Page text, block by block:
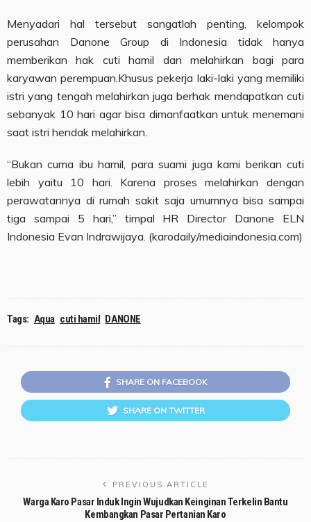
Menyadari hal tersebut sangatlah penting, kelompok
perusahan Danone Group di Indonesia tidak hanya
memberikan hak cuti hamil dan melahirkan bagi para
karyawan perempuan.Khusus pekerja laki-laki yang memiliki
istri yang tengah melahirkan juga berhak mendapatkan cuti
sebanyak 10 hari agar bisa dimanfaatkan untuk menemani
saat istri hendak melahirkan.
“Bukan cuma ibu hamil, para suami juga kami berikan cuti
lebih yaitu 10 hari. Karena proses melahirkan dengan
perawatannya di rumah sakit saja umumnya bisa sampai
tiga sampai 5 hari,” timpal HR Director Danone ELN
Indonesia Evan Indrawijaya. (karodaily/mediaindonesia.com)
Tags: Aqua cuti hamil DANONE
SHARE ON FACEBOOK
SHARE ON TWITTER
PREVIOUS ARTICLE
Warga Karo Pasar Induk Ingin Wujudkan Keinginan Terkelin Bantu
Kembangkan Pasar Pertanian Karo